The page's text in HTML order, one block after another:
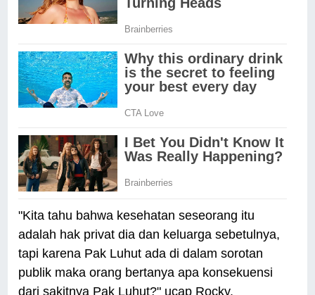
"Kita tahu bahwa kesehatan seseorang itu
adalah hak privat dia dan keluarga sebetulnya,
tapi karena Pak Luhut ada di dalam sorotan
publik maka orang bertanya apa konsekuensi
dari sakitnya Pak Luhut?" ucap Rocky.